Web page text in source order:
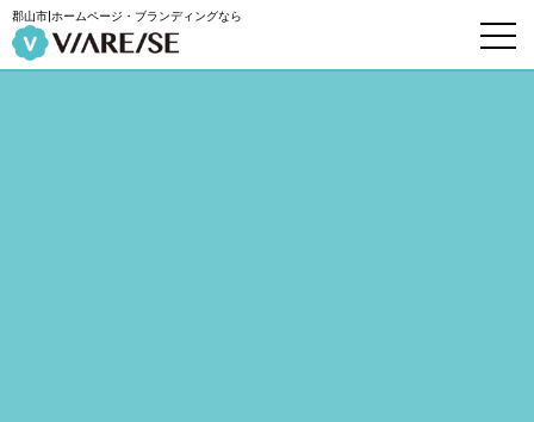
郡山市|ホームページ・ブランディングなら